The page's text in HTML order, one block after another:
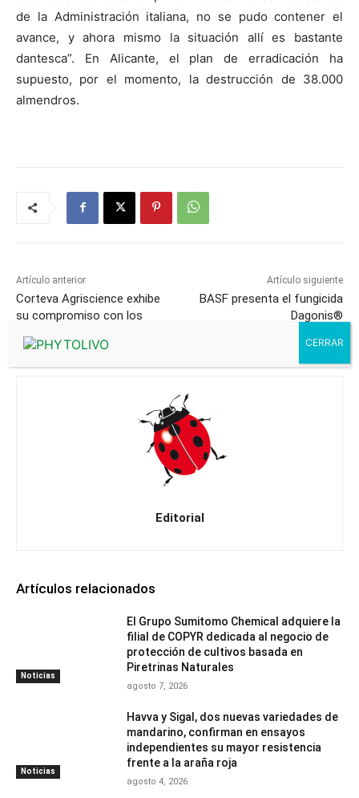
de la Administración italiana, no se pudo contener el
avance, y ahora mismo la situación allí es bastante
dantesca”. En Alicante, el plan de erradicación ha
supuesto, por el momento, la destrucción de 38.000
almendros.
Artículo anterior
Corteva Agriscience exhibe
su compromiso con los
Artículo siguiente
BASF presenta el fungicida
Dagonis®
Editorial
Artículos relacionados
Noticias
El Grupo Sumitomo Chemical adquiere la
filial de COPYR dedicada al negocio de
protección de cultivos basada en
Piretrinas Naturales
agosto 7, 2026
Noticias
Havva y Sigal, dos nuevas variedades de
mandarino, confirman en ensayos
independientes su mayor resistencia
frente a la araña roja
agosto 4, 2026